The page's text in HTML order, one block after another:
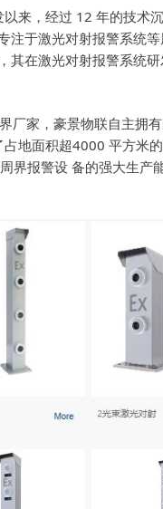
，经过 12 年的技术沉
注于激光对射报警系统
其在激光对射报警系统
家，豪景物联自主拥
地面积超4000 平方米
界报警设 备的强大生产